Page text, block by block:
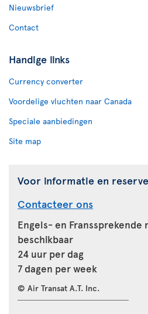
Nieuwsbrief
Contact
Handige links
Currency converter
Voordelige vluchten naar Canada
Speciale aanbiedingen
Site map
Voor informatie en
Contacteer ons
Engels- en Franssprekende
beschikbaar
24 uur per dag
7 dagen per week
© Air Transat A.T. Inc.